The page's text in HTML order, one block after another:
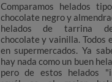
Comparamos helados
chocolate negro y
helados de tarrina
chocolate y vainilla. Todos
en supermercados. Ya
hay nada como un buen
pero de estos helados